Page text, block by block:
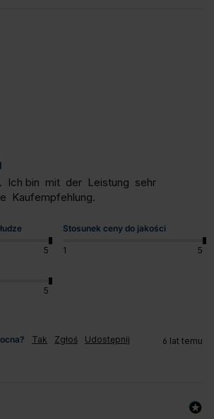
Ich bin  mit  der  Leistung  sehr
Kaufempfehlung.
5
Stosunek ceny do jakości
1
5
5
Tak Zgłoś Udostępnij 6 lat temu